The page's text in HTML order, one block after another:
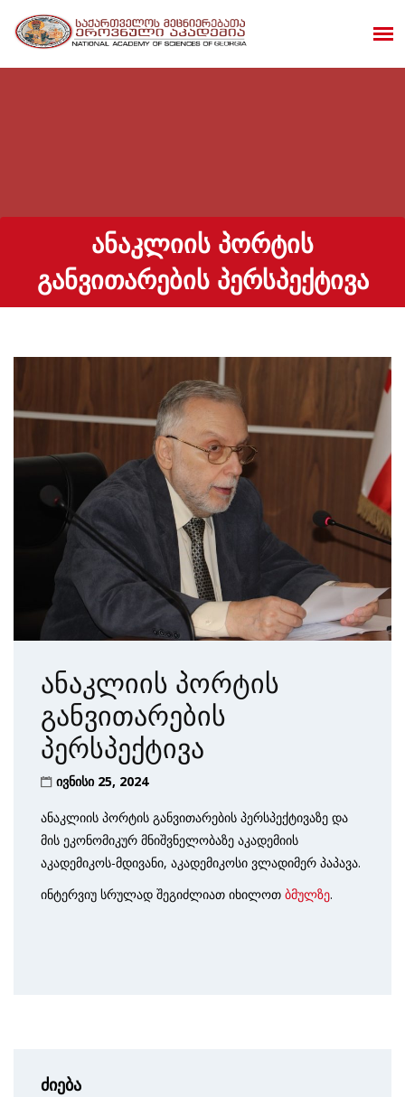
ᲐᲜᲐᲙᲚᲘᲘᲡ ᲞᲝᲠᲢᲘᲡ
ᲒᲐᲜᲕᲘᲗᲐᲠᲔᲑᲘᲡ ᲞᲔᲠᲡᲞᲔᲥᲢᲘᲕᲐ
ანაკლიის პორტის
განვითარების
პერსპექტივა
ივნისი 25, 2024
ანაკლიის პორტის განვითარების პერსპექტივაზე და
მის ეკონომიკურ მნიშვნელობაზე აკადემიის
აკადემიკოს-მდივანი, აკადემიკოსი ვლადიმერ პაპავა.
ინტერვიუ სრულად შეგიძლიათ იხილოთ ბმულზე.
ძიება